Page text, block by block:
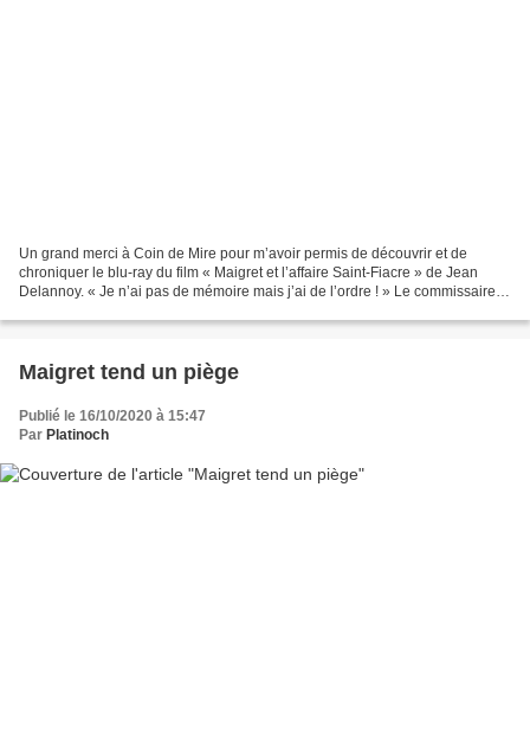
Un grand merci à Coin de Mire pour m’avoir permis de découvrir et de
chroniquer le blu-ray du film « Maigret et l’affaire Saint-Fiacre » de Jean
Delannoy. « Je n’ai pas de mémoire mais j’ai de l’ordre ! » Le commissaire
Maigret tend un piège
Publié le 16/10/2020 à 15:47
Par Platinoch